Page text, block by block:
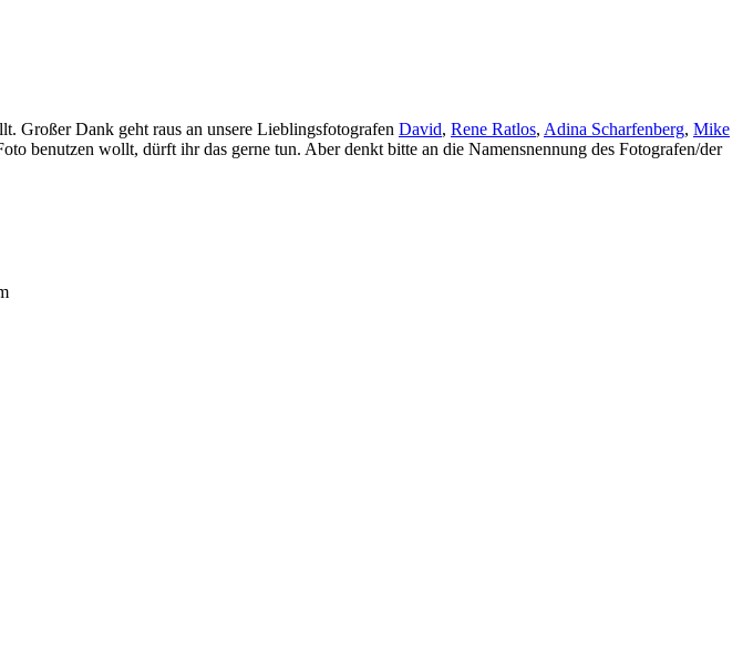
Großer Dank geht raus an unsere Lieblingsfotografen David, Rene Ratlos, Adina Scharfenberg, Mike
benutzen wollt, dürft ihr das gerne tun. Aber denkt bitte an die Namensnennung des Fotografen/der